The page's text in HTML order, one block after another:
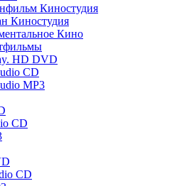
Киностудия
Киностудия
Кино
HD DVD
CD
MP3
CD
CD